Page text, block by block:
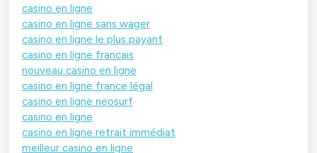
casino en ligne
casino en ligne sans wager
casino en ligne le plus payant
casino en ligne francais
nouveau casino en ligne
casino en ligne france légal
casino en ligne neosurf
casino en ligne
casino en ligne retrait immédiat
meilleur casino en ligne